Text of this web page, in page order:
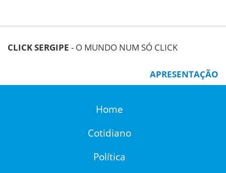
CLICK SERGIPE - O MUNDO NUM SÓ CLICK
APRESENTAÇÃO
Home
Cotidiano
Política